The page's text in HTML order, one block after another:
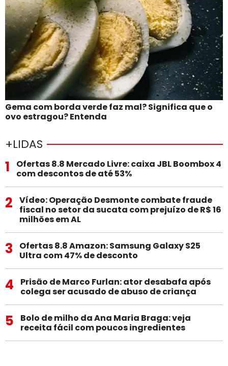
Gema com borda verde faz mal? Significa que o
ovo estragou? Entenda
+LIDAS
1
Ofertas 8.8 Mercado Livre: caixa JBL Boombox 4
com descontos de até 53%
2
Vídeo: Operação Desmonte combate fraude
fiscal no setor da sucata com prejuízo de R$ 16
milhões em AL
3
Ofertas 8.8 Amazon: Samsung Galaxy S25
Ultra com 47% de desconto
4
Prisão de Marco Furlan: ator desabafa após
colega ser acusado de abuso de criança
5
Bolo de milho da Ana Maria Braga: veja
receita fácil com poucos ingredientes